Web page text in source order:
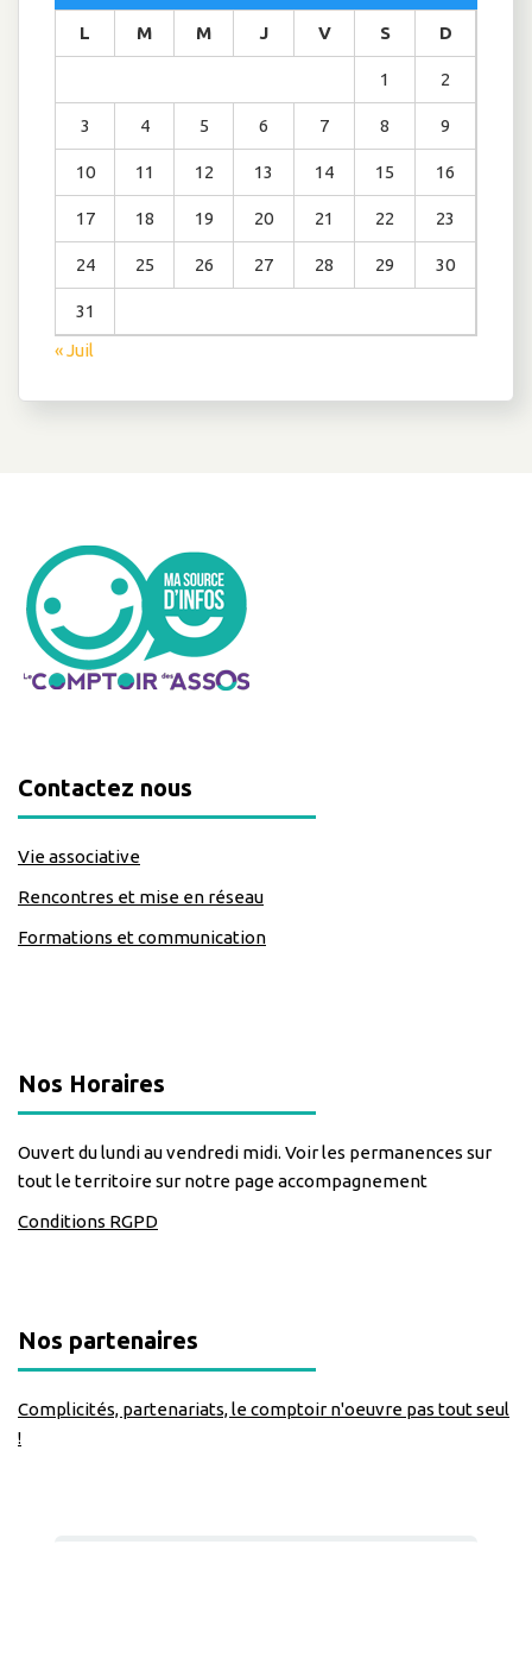
L M M J V S D
1 2
3 4 5 6 7 8 9
10 11 12 13 14 15 16
17 18 19 20 21 22 23
24 25 26 27 28 29 30
31
« Juil
Contactez nous
Vie associative
Rencontres et mise en réseau
Formations et communication
Nos Horaires
Ouvert du lundi au vendredi midi. Voir les permanences sur
tout le territoire sur notre page accompagnement
Conditions RGPD
Nos partenaires
Complicités, partenariats, le comptoir n'oeuvre pas tout seul
!